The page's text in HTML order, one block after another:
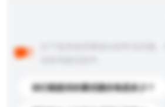
你们能提供的最优惠价格是多少？